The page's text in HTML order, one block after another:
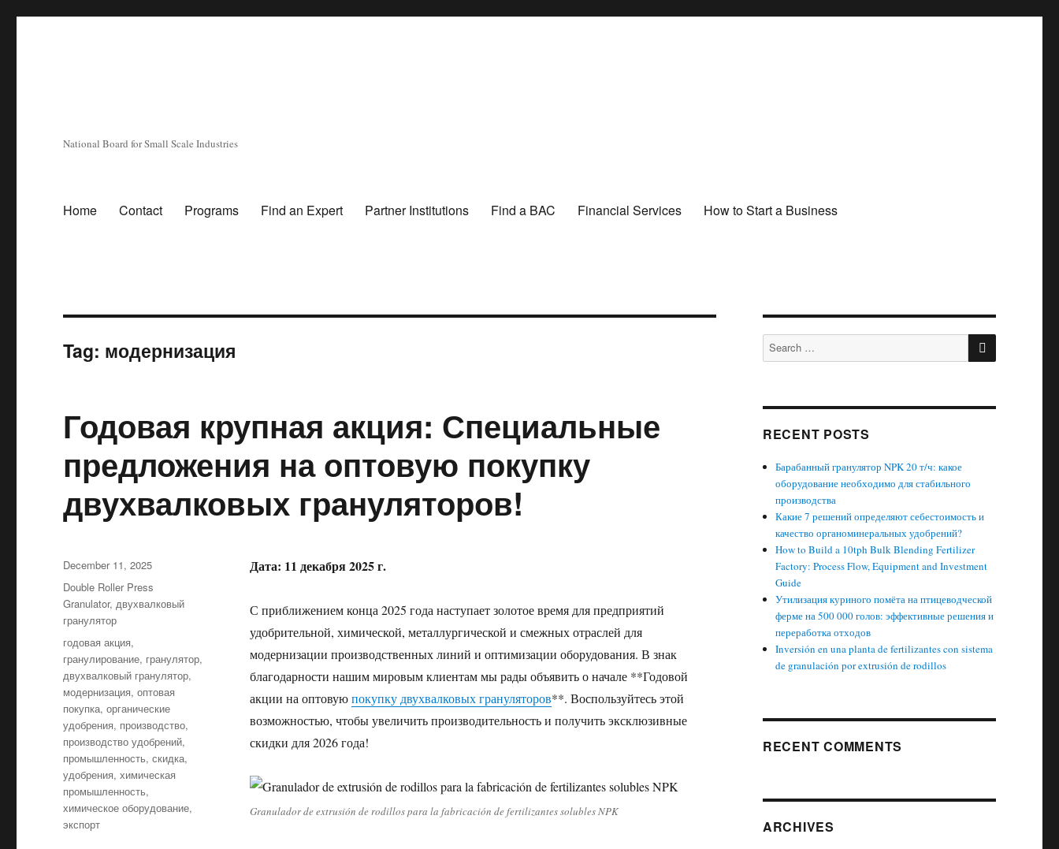
National Board for Small Scale Industries
Home Contact Programs Find an Expert Partner Institutions Find a BAC Financial Services How to Start a Business
Tag: модернизация
Годовая крупная акция: Специальные
предложения на оптовую покупку
двухвалковых грануляторов!
Дата: 11 декабря 2025 г.
С приближением конца 2025 года наступает золотое время для предприятий
удобрительной, химической, металлургической и смежных отраслей для
модернизации производственных линий и оптимизации оборудования. В знак
благодарности нашим мировым клиентам мы рады объявить о начале **Годовой
акции на оптовуюпокупку двухвалковых грануляторов**. Воспользуйтесь этой
возможностью, чтобы увеличить производительность и получить эксклюзивные
скидки для 2026 года!
Granulador de extrusión de rodillos para la fabricación de fertilizantes solubles NPK
Posted
on
December 11, 2025
Categories
Double Roller Press
Granulator,двухвалковый
гранулятор
Tags
годовая акция,
гранулирование, гранулятор,
двухвалковый гранулятор,
модернизация,оптовая
покупка,органические
удобрения, производство,
производство удобрений,
промышленность,скидка,
удобрения,химическая
промышленность,
химическое оборудование,
экспорт
Search
for:
SEARCH
RECENT POSTS
Барабанный гранулятор NPK 20 т/ч: какое
оборудование необходимо для стабильного
производства
Какие 7 решений определяют себестоимость и
качество органоминеральных удобрений?
How to Build a 10tph Bulk Blending Fertilizer
Factory: Process Flow, Equipment and Investment
Guide
Утилизация куриного помёта на птицеводческой
ферме на 500 000 голов: эффективные решения и
переработка отходов
Inversión en una planta de fertilizantes con sistema
de granulación por extrusión de rodillos
RECENT COMMENTS
ARCHIVES